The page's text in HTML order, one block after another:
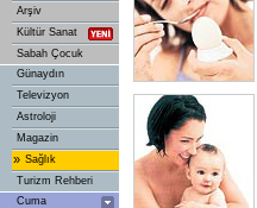
Arşiv
Kültür Sanat
Sabah Çocuk
Günaydın
Televizyon
Astroloji
Magazin
» Sağlık
Turizm Rehberi
Cuma